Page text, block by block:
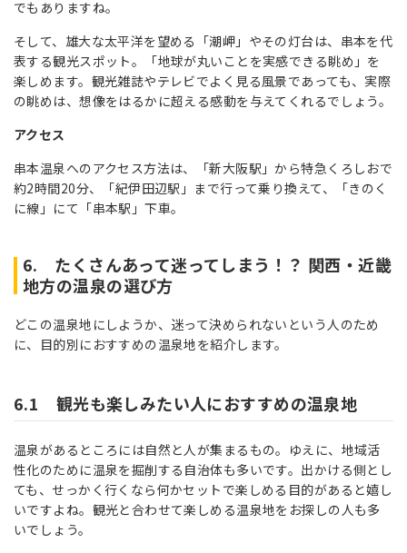
でもありますね。
そして、雄大な太平洋を望める「潮岬」やその灯台は、串本を代
表する観光スポット。「地球が丸いことを実感できる眺め」を
楽しめます。観光雑誌やテレビでよく見る風景であっても、実際
の眺めは、想像をはるかに超える感動を与えてくれるでしょう。
アクセス
串本温泉へのアクセス方法は、「新大阪駅」から特急くろしおで
約2時間20分、「紀伊田辺駅」まで行って乗り換えて、「きのく
に線」にて「串本駅」下車。
6. たくさんあって迷ってしまう！？ 関西・近畿
地方の温泉の選び方
どこの温泉地にしようか、迷って決められないという人のため
に、目的別におすすめの温泉地を紹介します。
6.1 観光も楽しみたい人におすすめの温泉地
温泉があるところには自然と人が集まるもの。ゆえに、地域活
性化のために温泉を掘削する自治体も多いです。出かける側とし
ても、せっかく行くなら何かセットで楽しめる目的があると嬉し
いですよね。観光と合わせて楽しめる温泉地をお探しの人も多
いでしょう。